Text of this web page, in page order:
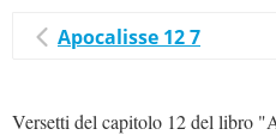
Apocalisse 12 7
Versetti del capitolo 12 del libro